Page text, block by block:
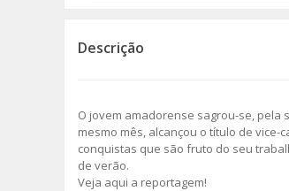
Descrição
O jovem amadorense sagrou-se, pela
mesmo mês, alcançou o título de vice-
conquistas que são fruto do seu
de verão.
Veja aqui a reportagem!